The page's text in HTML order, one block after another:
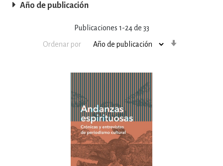
Publicaciones 1-24de 33
Ordenar por
Año de publicación